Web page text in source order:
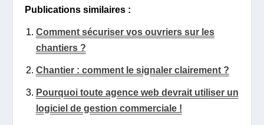
Publications similaires :
Comment sécuriser vos ouvriers sur les
chantiers ?
Chantier : comment le signaler clairement ?
Pourquoi toute agence web devrait utiliser un
logiciel de gestion commerciale !